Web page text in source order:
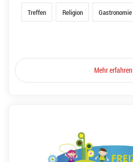
Treffen Religion Gastronomie
Mehr erfahren